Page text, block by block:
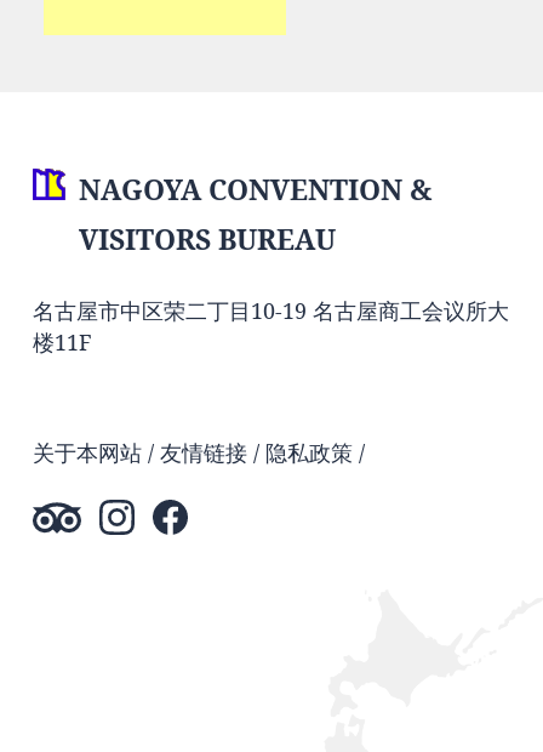
NAGOYA CONVENTION &
VISITORS BUREAU
名古屋市中区荣二丁目10-19 名古屋商工会议所大
楼11F
关于本网站 友情链接 隐私政策